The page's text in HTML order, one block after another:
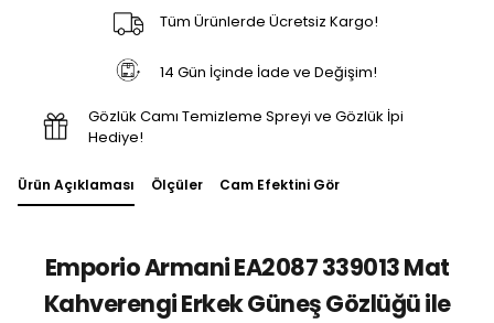
Tüm Ürünlerde Ücretsiz Kargo!
14 Gün İçinde İade ve Değişim!
Gözlük Camı Temizleme Spreyi ve Gözlük İpi
Hediye!
Ürün Açıklaması Ölçüler Cam Efektini Gör
Emporio Armani EA2087 339013 Mat
Kahverengi Erkek Güneş Gözlüğü ile